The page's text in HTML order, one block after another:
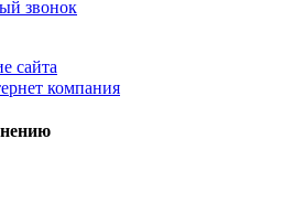
звонок
сайта